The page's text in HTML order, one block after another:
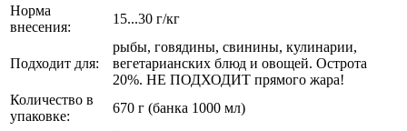
Норма
внесения:
15...30 г/кг
Подходит для:
рыбы, говядины, свинины, кулинарии,
вегетарианских блюд и овощей. Острота
20%. НЕ ПОДХОДИТ прямого жара!
Количество в
упаковке:
670 г (банка 1000 мл)